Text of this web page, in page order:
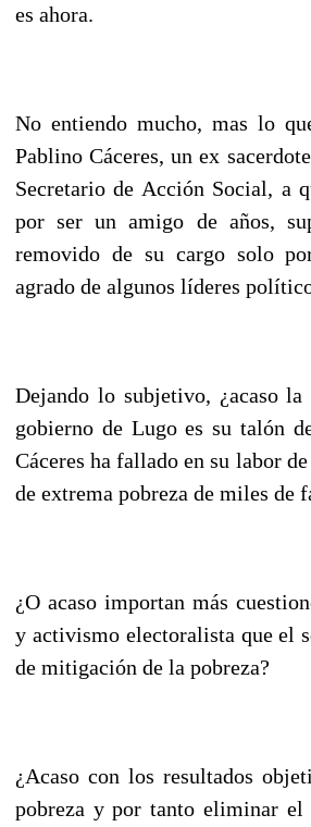
es ahora.
No entiendo mucho, mas lo
Pablino Cáceres, un ex
Secretario de Acción Social, a
por ser un amigo de años,
removido de su cargo solo
agrado de algunos líderes
Dejando lo subjetivo, ¿acaso
gobierno de Lugo es su talón
Cáceres ha fallado en su labor
de extrema pobreza de miles de
¿O acaso importan más
y activismo electoralista que el
de mitigación de la pobreza?
¿Acaso con los resultados
pobreza y por tanto eliminar el